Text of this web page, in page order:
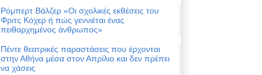
Ρόμπερτ Βάλζερ «Οι σχολικές εκθέσεις του
Φριτς Κόχερ ή πώς γεννιέται ένας
πειθαρχημένος άνθρωπος»
Πέντε θεατρικές παραστάσεις που έρχονται
στην Αθήνα μέσα στον Απρίλιο και δεν πρέπει
να χάσεις